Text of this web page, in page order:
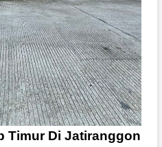
Timur Di Jatiranggon